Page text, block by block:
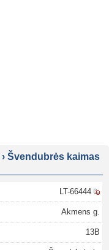
› Švendubrės kaimas
LT-66444
Akmens g.
13B